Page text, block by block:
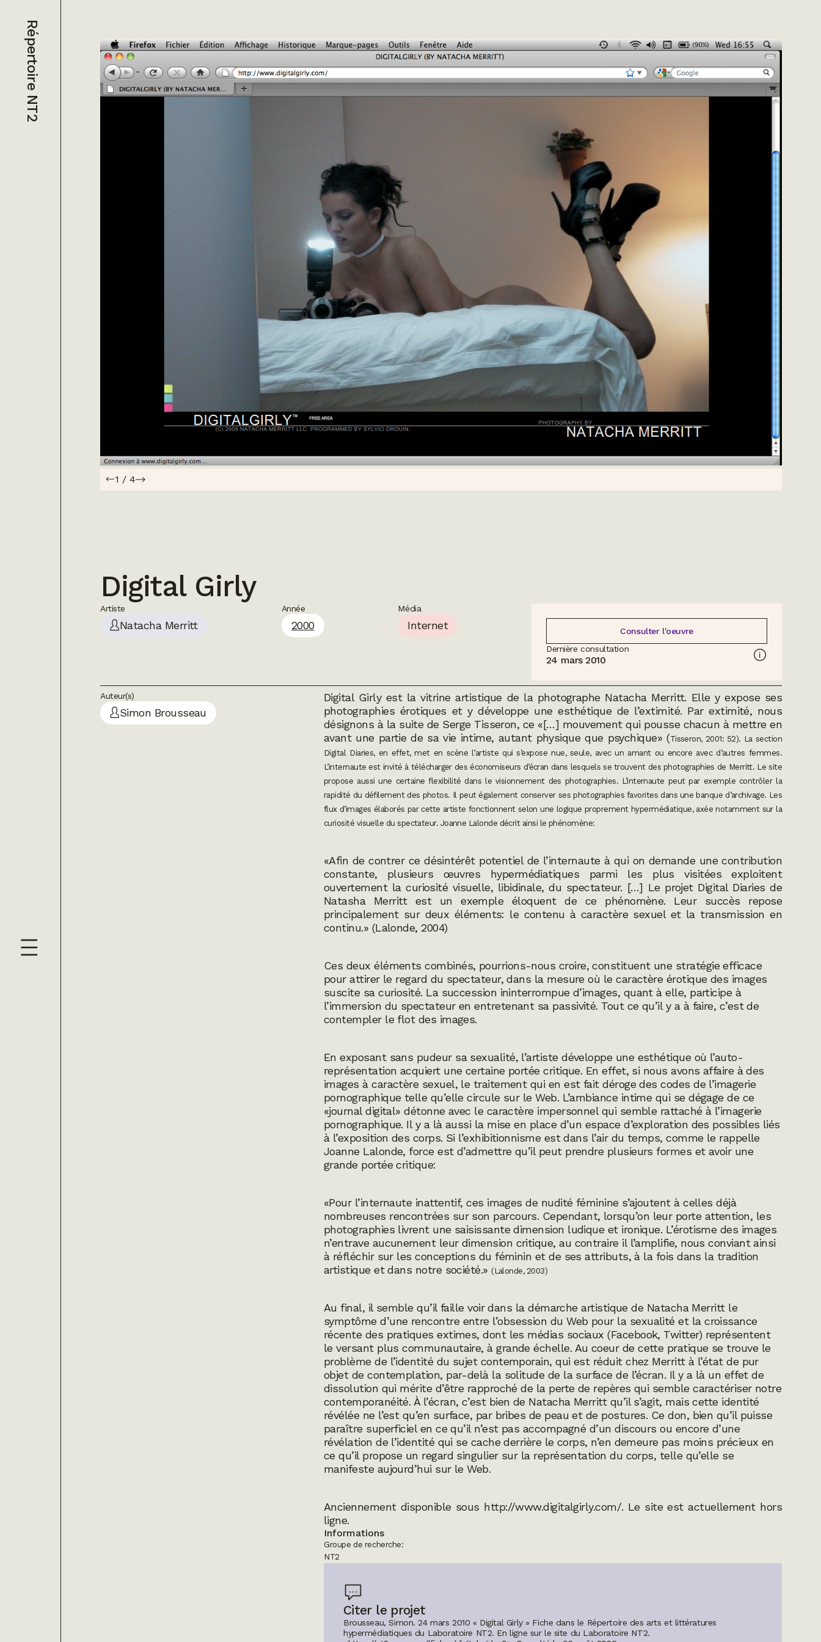
Répertoire NT2
1 / 4
Digital Girly
Artiste
Natacha Merritt
Année
2000
Média
Internet
Consulter l'oeuvre
Dernière consultation
24 mars 2010
Auteur(s)
Simon Brousseau
Digital Girlyest la vitrine artistique de la photographe Natacha Merritt. Elle y expose ses
photographies érotiques et y développe une esthétique de l’extimité. Par extimité, nous
désignons à la suite de Serge Tisseron, ce «[…] mouvement qui pousse chacun à mettre en
avant une partie de sa vie intime, autant physique que psychique» (Tisseron, 2001: 52). La section
Digital Diaries, en effet, met en scène l’artiste qui s’expose nue, seule, avec un amant ou encore avec d’autres femmes.
L’internaute est invité à télécharger des économiseurs d’écran dans lesquels se trouvent des photographies de Merritt. Le site
propose aussi une certaine flexibilité dans le visionnement des photographies. L’internaute peut par exemple contrôler la
rapidité du défilement des photos. Il peut également conserver ses photographies favorites dans une banque d’archivage. Les
flux d’images élaborés par cette artiste fonctionnent selon une logique proprement hypermédiatique, axée notamment sur la
curiosité visuelle du spectateur. Joanne Lalonde décrit ainsi le phénomène:
«Afin de contrer ce désintérêt potentiel de l’internaute à qui on demande une contribution
constante, plusieurs œuvres hypermédiatiques parmi les plus visitées exploitent
ouvertement la curiosité visuelle, libidinale, du spectateur. […] Le projet Digital Diaries de
Natasha Merritt est un exemple éloquent de ce phénomène. Leur succès repose
principalement sur deux éléments: le contenu à caractère sexuel et la transmission en
continu.» (Lalonde, 2004)
Ces deux éléments combinés, pourrions-nous croire, constituent une stratégie efficace
pour attirer le regard du spectateur, dans la mesure où le caractère érotique des images
suscite sa curiosité. La succession ininterrompue d’images, quant à elle, participe à
l’immersion du spectateur en entretenant sa passivité. Tout ce qu’il y a à faire, c’est de
contempler le flot des images.
En exposant sans pudeur sa sexualité, l’artiste développe une esthétique où l’auto-
représentation acquiert une certaine portée critique. En effet, si nous avons affaire à des
images à caractère sexuel, le traitement qui en est fait déroge des codes de l’imagerie
pornographique telle qu’elle circule sur le Web. L’ambiance intime qui se dégage de ce
«journal digital» détonne avec le caractère impersonnel qui semble rattaché à l’imagerie
pornographique. Il y a là aussi la mise en place d’un espace d’exploration des possibles liés
à l’exposition des corps. Si l’exhibitionnisme est dans l’air du temps, comme le rappelle
Joanne Lalonde, force est d’admettre qu’il peut prendre plusieurs formes et avoir une
grande portée critique:
«Pour l’internaute inattentif, ces images de nudité féminine s’ajoutent à celles déjà
nombreuses rencontrées sur son parcours. Cependant, lorsqu’on leur porte attention, les
photographies livrent une saisissante dimension ludique et ironique. L’érotisme des images
n’entrave aucunement leur dimension critique, au contraire il l’amplifie, nous conviant ainsi
à réfléchir sur les conceptions du féminin et de ses attributs, à la fois dans la tradition
artistique et dans notre société.» (Lalonde, 2003)
Au final, il semble qu’il faille voir dans la démarche artistique de Natacha Merritt le
symptôme d’une rencontre entre l’obsession du Web pour la sexualité et la croissance
récente des pratiques extimes, dont les médias sociaux (Facebook, Twitter) représentent
le versant plus communautaire, à grande échelle. Au coeur de cette pratique se trouve le
problème de l’identité du sujet contemporain, qui est réduit chez Merritt à l’état de pur
objet de contemplation, par-delà la solitude de la surface de l’écran. Il y a là un effet de
dissolution qui mérite d’être rapproché de la perte de repères qui semble caractériser notre
contemporanéité. À l’écran, c’est bien de Natacha Merritt qu’il s’agit, mais cette identité
révélée ne l’est qu’en surface, par bribes de peau et de postures. Ce don, bien qu’il puisse
paraître superficiel en ce qu’il n’est pas accompagné d’un discours ou encore d’une
révélation de l’identité qui se cache derrière le corps, n’en demeure pas moins précieux en
ce qu’il propose un regard singulier sur la représentation du corps, telle qu’elle se
manifeste aujourd’hui sur le Web.
Anciennement disponible sous http://www.digitalgirly.com/. Le site est actuellement hors
ligne.
Informations
Groupe de recherche:
NT2
Citer le projet
Brousseau, Simon. 24 mars 2010 « Digital Girly » Fiche dans le Répertoire des arts et littératures
hypermédiatiques du Laboratoire NT2. En ligne sur le site du Laboratoire NT2.